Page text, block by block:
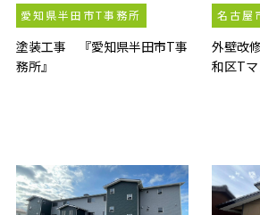
愛知県半田市T事務所
塗装工事 『愛知県半田市T事
務所』
名古屋
外壁改
和区Tマ